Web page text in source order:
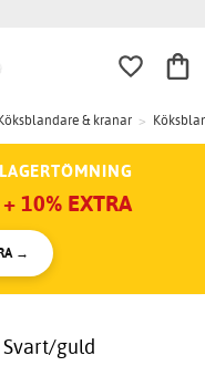
& kranar >
10% EXTRA
→
guld